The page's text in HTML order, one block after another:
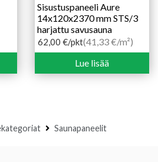
Sisustuspaneeli Aure
14x120x2370 mm STS/3
harjattu savusauna
62,00 €/pkt(41,33 €/m²)
Lue lisää
Saunapaneelit